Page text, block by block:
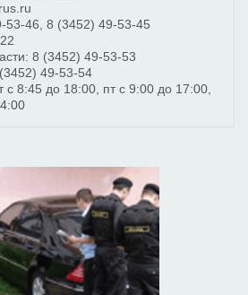
53-46 8 (3452) 49-53-45
8 (3452) 49-53-53
49-53-54
с 8:45 до 18:00, пт с 9:00 до 17:00,